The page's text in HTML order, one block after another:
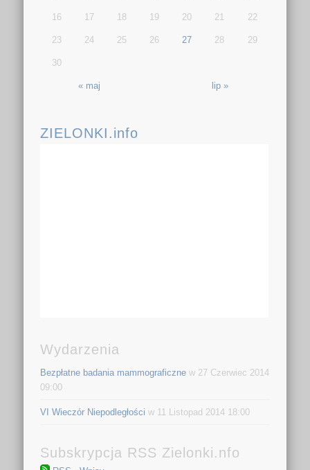
« maj lip »
16 17 18 19 20 21 22
23 24 25 26 27 28 29
30
ZIELONKI.info
Wydarzenia
Bezpłatne badania mammograficzne w 27 Czerwiec 2014
09:00
VI Wieczór Niepodległości w 11 Listopad 2014 18:00
Subskrypcja RSS Zielonki.nfo